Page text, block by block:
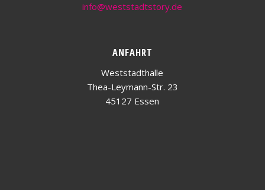
info@weststadtstory.de
ANFAHRT
Weststadthalle
Thea-Leymann-Str. 23
45127 Essen